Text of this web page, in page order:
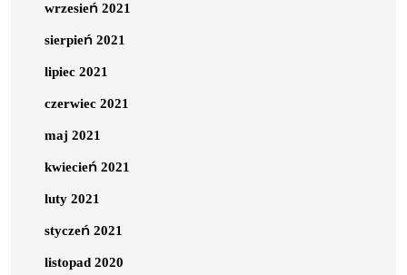
wrzesień 2021
sierpień 2021
lipiec 2021
czerwiec 2021
maj 2021
kwiecień 2021
luty 2021
styczeń 2021
listopad 2020